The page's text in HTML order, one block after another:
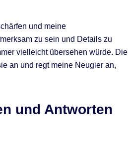
und meine
zu sein und Details zu
vielleicht übersehen würde. Die
an und regt meine Neugier an,
und Antworten